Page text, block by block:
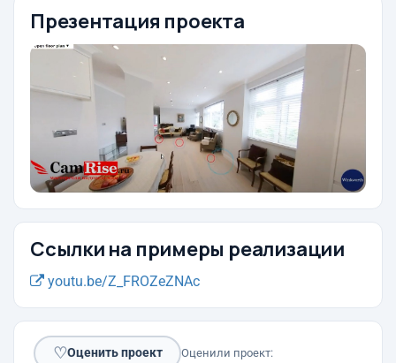
Презентация проекта
Ссылки на примеры реализации
youtu.be/Z_FROZeZNAc
♡Оценить проект Оценили проект: